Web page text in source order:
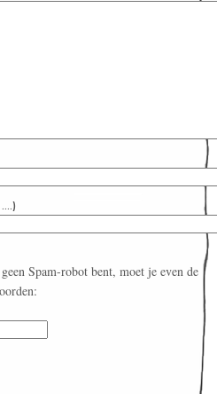
Spam-robot bent, moet je even de